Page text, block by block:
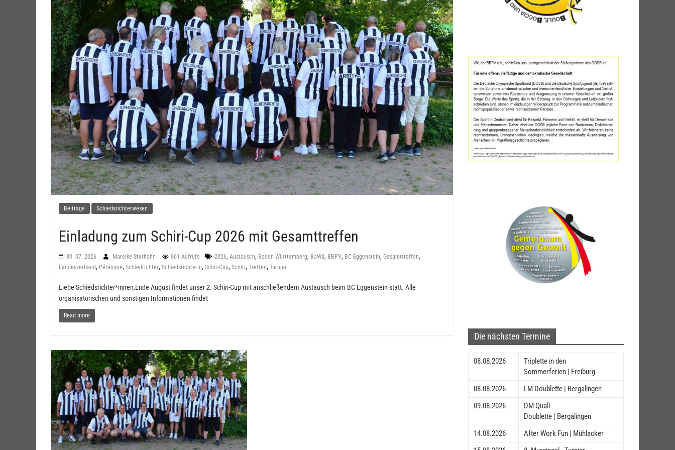
Beiträge Schiedsrichterwesen
Einladung zum Schiri-Cup 2026 mit Gesamttreffen
30. 07. 2026 Mareike Sturhahn 861 Aufrufe 2026, Austausch, Baden-Württemberg, BaWü, BBPV, BC Eggenstein, Gesamttreffen,
Landesverband, Pétanque, Schiedrichter, Schiedsrichterin, Schir-Cup, Schiri, Treffen, Turnier
Liebe Schiedsrichter*innen,Ende August findet unser 2. Schiri-Cup mit anschließendem Austausch beim BC Eggenstein statt. Alle
organisatorischen und sonstigen Informationen findet
Read more
Die nächsten Termine
08.08.2026
Triplette in den
Sommerferien | Freiburg
08.08.2026
LM Doublette | Bergalingen
09.08.2026
DM Quali
Doublette | Bergalingen
14.08.2026
After Work Fun | Mühlacker